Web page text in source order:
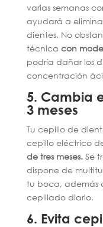
varias semanas
ayudará a
dientes. No
técnica con
podría dañar los
concentración
5. Cambia
3 meses
Tu cepillo de
cepillo eléctrico
de tres meses.Se
dispone de
tu boca, además
cepillado diario.
6. Evita